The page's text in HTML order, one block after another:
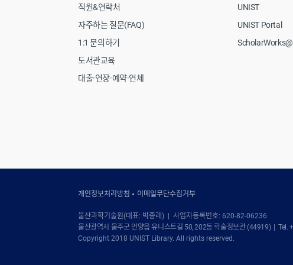
직원&연락처
자주하는 질문(FAQ)
1:1 문의하기
도서관교육
대출·연장·예약·연체
UNIST
UNIST Portal
개인정보처리방침 이메일무단수집거부
울산과학기술원(대표: 박종래) | 사업자등록번호: 620-82-06236
울산광역시 울주군 언양읍 유니스트길 50, 202동 학술정보관 (44919) |
Copyright 2018 UNIST Library. All rights reserved.